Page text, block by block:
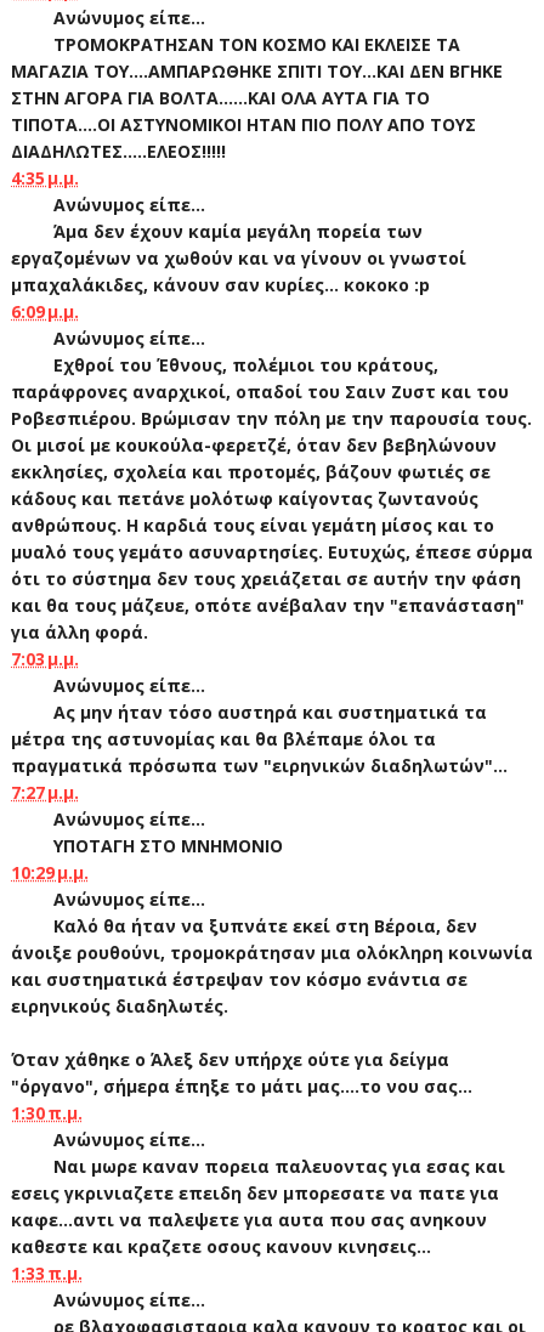
Ανώνυμος είπε...
ΤΡΟΜΟΚΡΑΤΗΣΑΝ ΤΟΝ ΚΟΣΜΟ ΚΑΙ ΕΚΛΕΙΣΕ ΤΑ
ΜΑΓΑΖΙΑ ΤΟΥ....ΑΜΠΑΡΩΘΗΚΕ ΣΠΙΤΙ ΤΟΥ...ΚΑΙ ΔΕΝ ΒΓΗΚΕ
ΣΤΗΝ ΑΓΟΡΑ ΓΙΑ ΒΟΛΤΑ......ΚΑΙ ΟΛΑ ΑΥΤΑ ΓΙΑ ΤΟ
ΤΙΠΟΤΑ....ΟΙ ΑΣΤΥΝΟΜΙΚΟΙ ΗΤΑΝ ΠΙΟ ΠΟΛΥ ΑΠΟ ΤΟΥΣ
ΔΙΑΔΗΛΩΤΕΣ.....ΕΛΕΟΣ!!!!!
4:35 μ.μ.
Ανώνυμος είπε...
Άμα δεν έχουν καμία μεγάλη πορεία των
εργαζομένων να χωθούν και να γίνουν οι γνωστοί
μπαχαλάκιδες, κάνουν σαν κυρίες... κοκοκο :p
6:09 μ.μ.
Ανώνυμος είπε...
Εχθροί του Έθνους, πολέμιοι του κράτους,
παράφρονες αναρχικοί, οπαδοί του Σαιν Ζυστ και του
Ροβεσπιέρου. Βρώμισαν την πόλη με την παρουσία τους.
Οι μισοί με κουκούλα-φερετζέ, όταν δεν βεβηλώνουν
εκκλησίες, σχολεία και προτομές, βάζουν φωτιές σε
κάδους και πετάνε μολότωφ καίγοντας ζωντανούς
ανθρώπους. Η καρδιά τους είναι γεμάτη μίσος και το
μυαλό τους γεμάτο ασυναρτησίες. Ευτυχώς, έπεσε σύρμα
ότι το σύστημα δεν τους χρειάζεται σε αυτήν την φάση
και θα τους μάζευε, οπότε ανέβαλαν την "επανάσταση"
για άλλη φορά.
7:03 μ.μ.
Ανώνυμος είπε...
Ας μην ήταν τόσο αυστηρά και συστηματικά τα
μέτρα της αστυνομίας και θα βλέπαμε όλοι τα
πραγματικά πρόσωπα των "ειρηνικών διαδηλωτών"...
7:27 μ.μ.
Ανώνυμος είπε...
YΠΟΤΑΓΗ ΣΤΟ ΜΝΗΜΟΝΙΟ
10:29 μ.μ.
Ανώνυμος είπε...
Καλό θα ήταν να ξυπνάτε εκεί στη Βέροια, δεν
άνοιξε ρουθούνι, τρομοκράτησαν μια ολόκληρη κοινωνία
και συστηματικά έστρεψαν τον κόσμο ενάντια σε
ειρηνικούς διαδηλωτές.
Όταν χάθηκε ο Άλεξ δεν υπήρχε ούτε για δείγμα
"όργανο", σήμερα έπηξε το μάτι μας....το νου σας...
1:30 π.μ.
Ανώνυμος είπε...
Ναι μωρε καναν πορεια παλευοντας για εσας και
εσεις γκρινιαζετε επειδη δεν μπορεσατε να πατε για
καφε...αντι να παλεψετε για αυτα που σας ανηκουν
καθεστε και κραζετε οσους κανουν κινησεις...
1:33 π.μ.
Ανώνυμος είπε...
ρε βλαχοφασισταρια καλα κανουν το κρατος και οι